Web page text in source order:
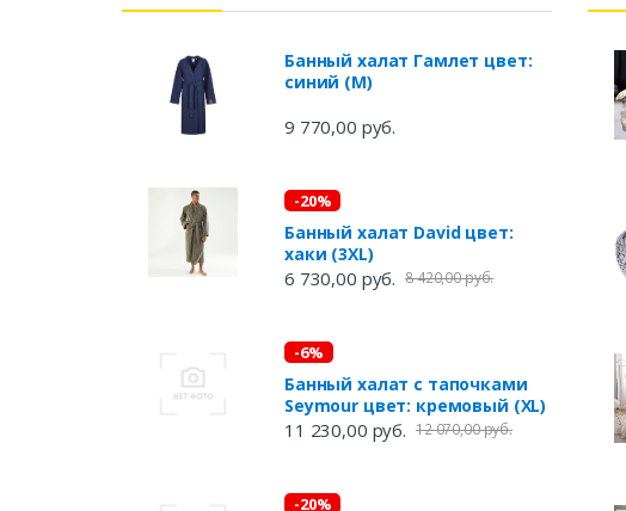
Банный халат Гамлет цвет:
синий (M)
9 770,00 руб.
-20%
Банный халат David цвет:
хаки (3XL)
6 730,00 руб. 8 420,00 руб.
-6%
Банный халат с тапочками
Seymour цвет: кремовый (XL)
11 230,00 руб. 12 070,00 руб.
-20%